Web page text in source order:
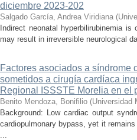
diciembre 2023-202
Salgado García, Andrea Viridiana (
Indirect neonatal hyperbilirubinemia
may result in irreversible neurological
Factores asociados a síndrome
sometidos a cirugía cardíaca
Regional ISSSTE Morelia en el
Benito Mendoza, Bonifilio (Universidad
Background: Low cardiac output
cardiopulmonary bypass, yet it
...